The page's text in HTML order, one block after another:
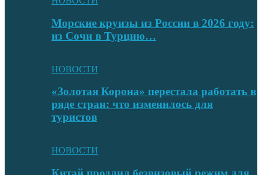
Морские круизы из России в 2026 году:
из Сочи в Турцию…
НОВОСТИ
«Золотая Корона» перестала работать в
ряде стран: что изменилось для
туристов
НОВОСТИ